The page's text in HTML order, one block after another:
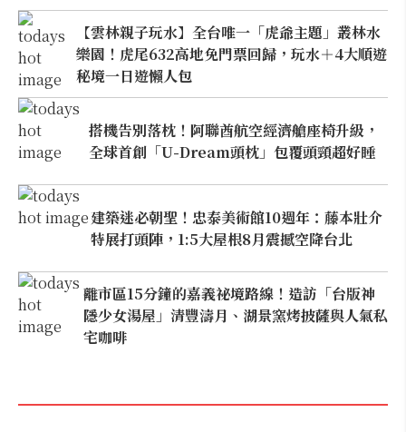
【雲林親子玩水】全台唯一「虎爺主題」叢林水
樂園！虎尾632高地免門票回歸，玩水＋4大順遊
秘境一日遊懶人包
搭機告別落枕！阿聯酋航空經濟艙座椅升級，
全球首創「U-Dream頭枕」包覆頭頸超好睡
建築迷必朝聖！忠泰美術館10週年：藤本壯介
特展打頭陣，1:5大屋根8月震撼空降台北
離市區15分鐘的嘉義祕境路線！造訪「台版神
隱少女湯屋」清豐濤月、湖景窯烤披薩與人氣私
宅咖啡